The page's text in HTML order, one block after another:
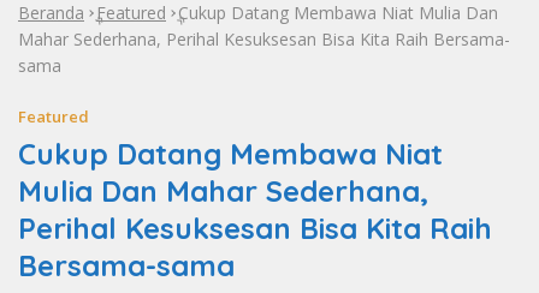
Beranda »Featured »Cukup Datang Membawa Niat Mulia Dan
Mahar Sederhana, Perihal Kesuksesan Bisa Kita Raih Bersama-
sama
Featured
Cukup Datang Membawa Niat
Mulia Dan Mahar Sederhana,
Perihal Kesuksesan Bisa Kita Raih
Bersama-sama